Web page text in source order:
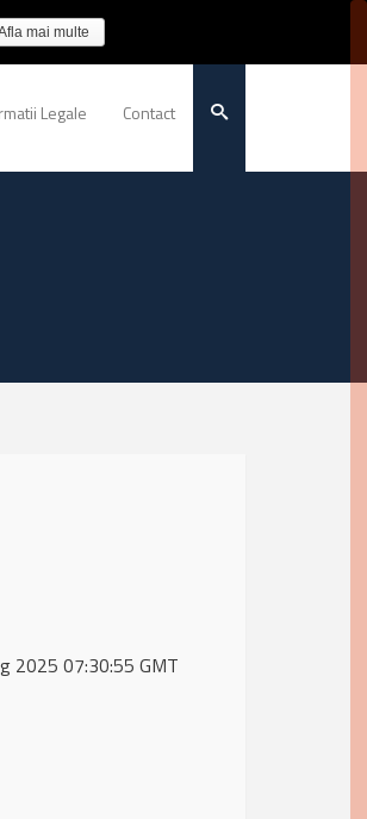
Legale Contact
2025 07:30:55 GMT
mai multe